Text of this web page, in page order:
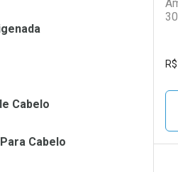
R$
Cabelo
Cabelo